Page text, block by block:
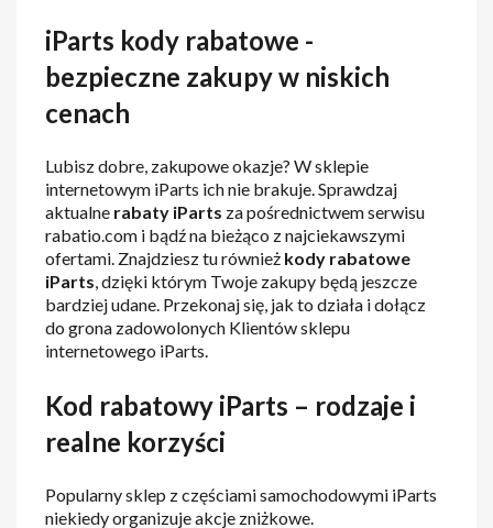
iParts kody rabatowe -
bezpieczne zakupy w niskich
cenach
Lubisz dobre, zakupowe okazje? W sklepie
internetowym iParts ich nie brakuje. Sprawdzaj
aktualne rabaty iParts za pośrednictwem serwisu
rabatio.com i bądź na bieżąco z najciekawszymi
ofertami. Znajdziesz tu również kody rabatowe
iParts, dzięki którym Twoje zakupy będą jeszcze
bardziej udane. Przekonaj się, jak to działa i dołącz
do grona zadowolonych Klientów sklepu
internetowego iParts.
Kod rabatowy iParts – rodzaje i
realne korzyści
Popularny sklep z częściami samochodowymi iParts
niekiedy organizuje akcje zniżkowe.